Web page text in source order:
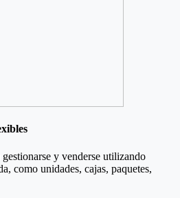
y venderse utilizando
como unidades, cajas, paquetes,